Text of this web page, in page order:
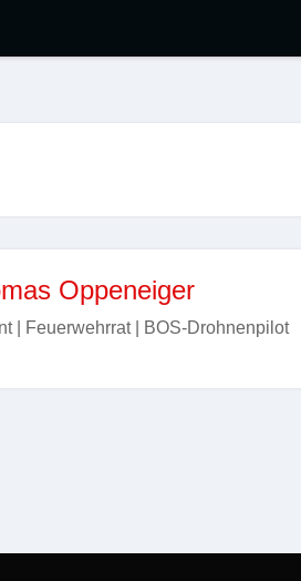
Oppeneiger
| Feuerwehrrat | BOS-Drohnenpilot